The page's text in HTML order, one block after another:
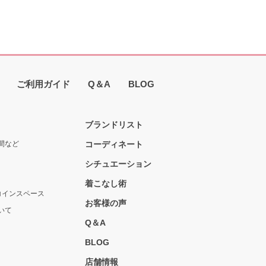
ご利用ガイド Q＆A BLOG
など
ンスペース
て
ブランドリスト
コーディネート
シチュエーション
着こなし術
お客様の声
Q＆A
BLOG
店舗情報